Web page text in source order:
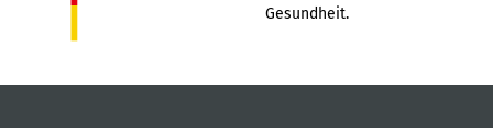
Gesundheit.